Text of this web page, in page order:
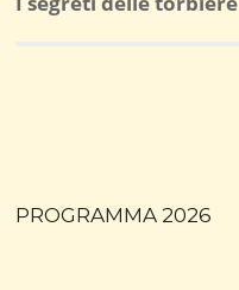
PROGRAMMA 2026